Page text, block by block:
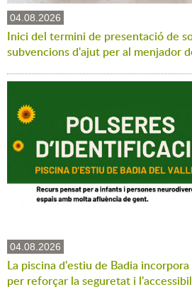
04.08.2026
Inici del termini de presentació de
subvencions d'ajut per al menjador
04.08.2026
La piscina d'estiu de Badia
per reforçar la seguretat i